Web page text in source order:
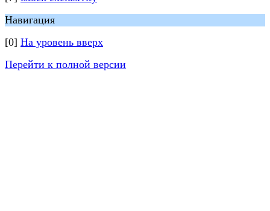
Навигация
[0] На уровень вверх
Перейти к полной версии